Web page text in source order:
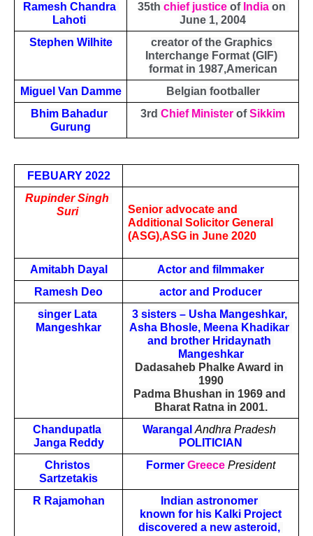
Ramesh Chandra
Lahoti
35th chief justice of India on
June 1, 2004
Stephen Wilhite
creator of the Graphics
Interchange Format (GIF)
format in 1987,American
Miguel Van Damme
Belgian footballer
Bhim Bahadur
Gurung
3rd Chief Minister of Sikkim
FEBUARY 2022
Rupinder Singh
Suri
Senior advocate and
Additional Solicitor General
(ASG),ASG in June 2020
Amitabh Dayal
Actor and filmmaker
Ramesh Deo
actor and Producer
singer Lata
Mangeshkar
3 sisters – Usha Mangeshkar,
Asha Bhosle, Meena Khadikar
and brother Hridaynath
Mangeshkar
Dadasaheb Phalke Award in
1990
Padma Bhushan in 1969 and
Bharat Ratna in 2001.
Chandupatla
Janga Reddy
Warangal Andhra Pradesh
POLITICIAN
Christos
Sartzetakis
Former Greece President
R Rajamohan
Indian astronomer
known for his Kalki Project
discovered a new asteroid,